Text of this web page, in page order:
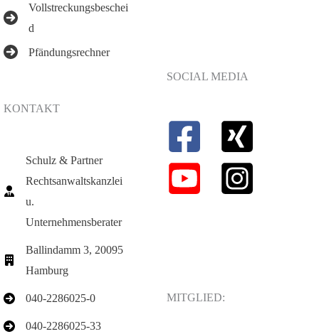
Vollstreckungsbeschei
d
Pfändungsrechner
KONTAKT
Schulz & Partner
Rechtsanwaltskanzlei
u.
Unternehmensberater
Ballindamm 3, 20095
Hamburg
040-2286025-0
040-2286025-33
SOCIAL MEDIA
MITGLIED: